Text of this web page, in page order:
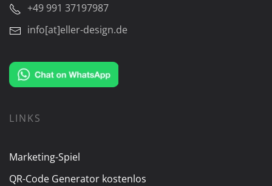
+49 991 37197987
info[at]eller-design.de
LINKS
Marketing-Spiel
QR-Code Generator kostenlos